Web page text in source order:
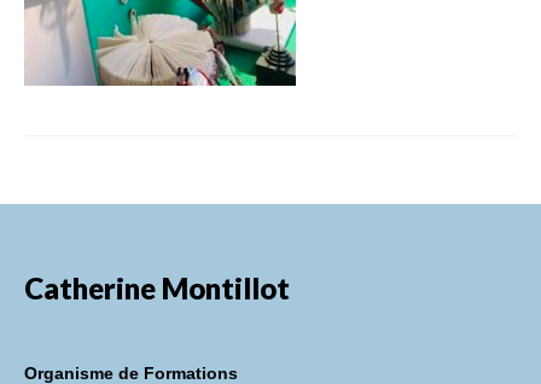
CONTACT
Catherine Montillot
Organisme de Formations